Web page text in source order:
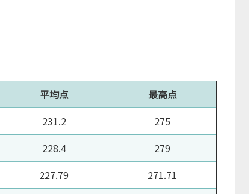
平均点
最高点
231.2
275
228.4
279
227.79
271.71